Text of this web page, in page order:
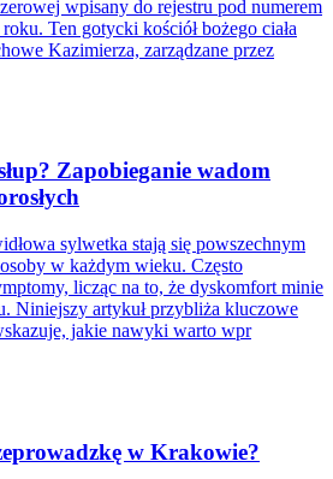
wpisany do rejestru pod numerem
Ten gotycki kościół bożego ciała
Kazimierza, zarządzane przez
Zapobieganie wadom
sylwetka stają się powszechnym
w każdym wieku. Często
licząc na to, że dyskomfort minie
Niniejszy artykuł przybliża kluczowe
jakie nawyki warto wpr
w Krakowie?